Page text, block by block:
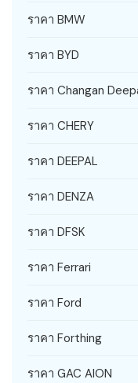
ราคา BMW
ราคา BYD
ราคา Changan
ราคา CHERY
ราคา DEEPAL
ราคา DENZA
ราคา DFSK
ราคา Ferrari
ราคา Ford
ราคา Forthing
ราคา GAC AION